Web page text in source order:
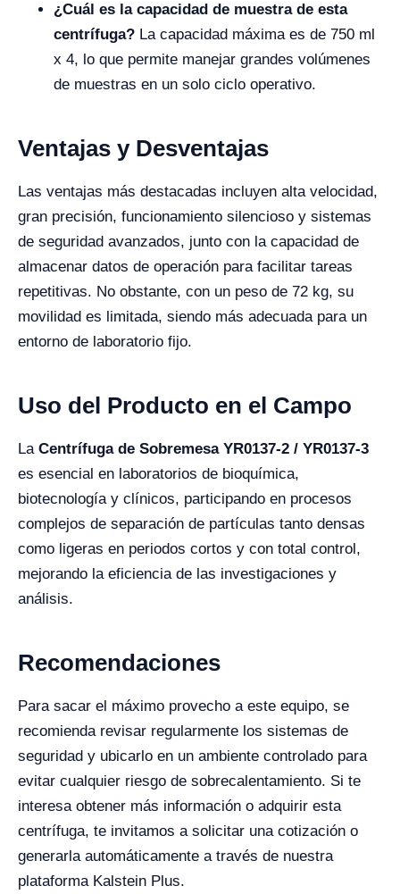
¿Cuál es la capacidad de muestra de esta
centrífuga? La capacidad máxima es de 750 ml
x 4, lo que permite manejar grandes volúmenes
de muestras en un solo ciclo operativo.
Ventajas y Desventajas
Las ventajas más destacadas incluyen alta velocidad,
gran precisión, funcionamiento silencioso y sistemas
de seguridad avanzados, junto con la capacidad de
almacenar datos de operación para facilitar tareas
repetitivas. No obstante, con un peso de 72 kg, su
movilidad es limitada, siendo más adecuada para un
entorno de laboratorio fijo.
Uso del Producto en el Campo
La Centrífuga de Sobremesa YR0137-2 / YR0137-3
es esencial en laboratorios de bioquímica,
biotecnología y clínicos, participando en procesos
complejos de separación de partículas tanto densas
como ligeras en periodos cortos y con total control,
mejorando la eficiencia de las investigaciones y
análisis.
Recomendaciones
Para sacar el máximo provecho a este equipo, se
recomienda revisar regularmente los sistemas de
seguridad y ubicarlo en un ambiente controlado para
evitar cualquier riesgo de sobrecalentamiento. Si te
interesa obtener más información o adquirir esta
centrífuga, te invitamos a solicitar una cotización o
generarla automáticamente a través de nuestra
plataforma Kalstein Plus.